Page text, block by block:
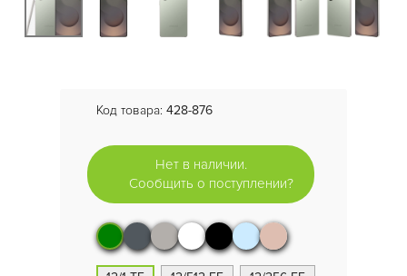
Код товара: 428-876
Нет в наличии.
Сообщить о поступлении?